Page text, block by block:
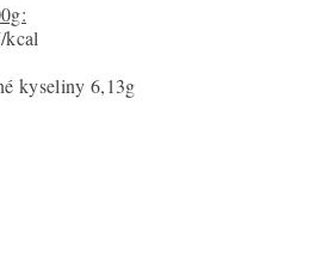
kcal
kyseliny 6,13g